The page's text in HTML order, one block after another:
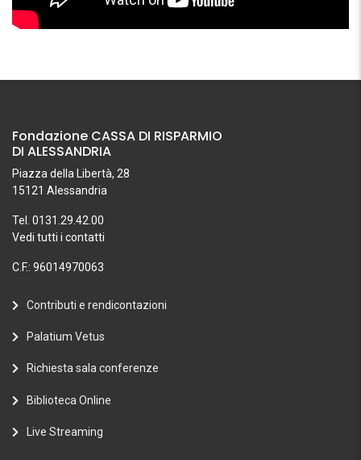
Fondazione CASSA DI RISPARMIO
DI ALESSANDRIA
Piazza della Libertà, 28
15121 Alessandria
Tel. 0131.29.42.00
Vedi tutti i contatti
C.F.: 96014970063
Contributi e rendicontazioni
Palatium Vetus
Richiesta sala conferenze
Biblioteca Online
Live Streaming